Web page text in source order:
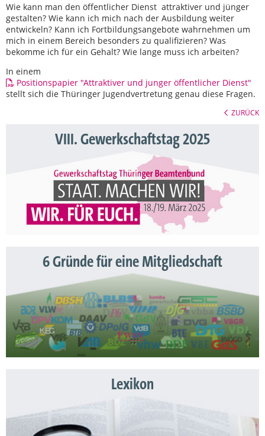
Wie kann man den öffentlicher Dienst attraktiver und jünger
gestalten? Wie kann ich mich nach der Ausbildung weiter
entwickeln? Kann ich Fortbildungsangebote wahrnehmen um
mich in einem Bereich besonders zu qualifizieren? Was
bekomme ich für ein Gehalt? Wie lange muss ich arbeiten?
In einem
Positionspapier "Attraktiver und junger öffentlicher Dienst"
stellt sich die Thüringer Jugendvertretung genau diese Fragen.
ZURÜCK
VIII. Gewerkschaftstag 2025
6 Gründe für eine Mitgliedschaft
Lexikon